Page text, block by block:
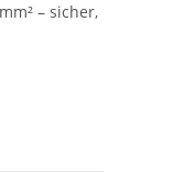
– sicher,